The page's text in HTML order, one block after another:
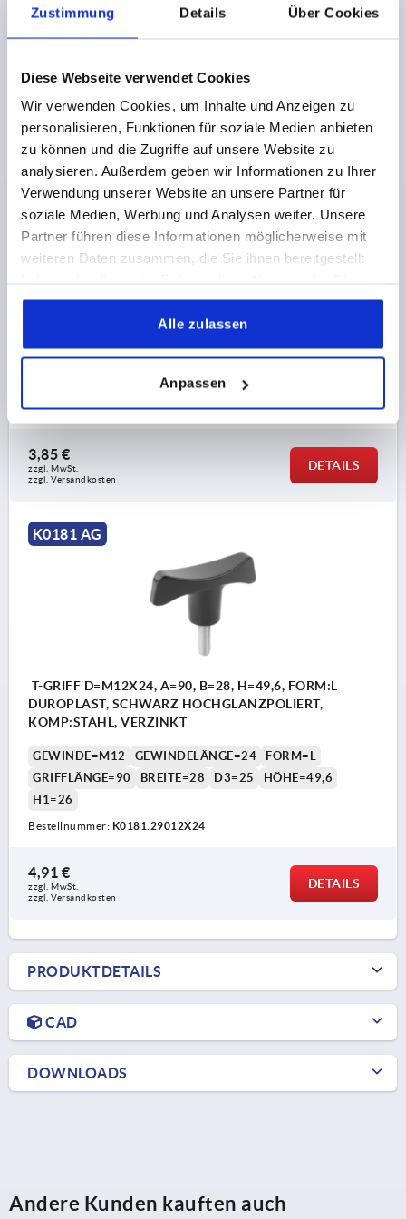
Zustimmung Details Über Cookies
Diese Webseite verwendet Cookies
Wir verwenden Cookies, um Inhalte und Anzeigen zu
personalisieren, Funktionen für soziale Medien anbieten
zu können und die Zugriffe auf unsere Website zu
analysieren. Außerdem geben wir Informationen zu Ihrer
Verwendung unserer Website an unsere Partner für
soziale Medien, Werbung und Analysen weiter. Unsere
Partner führen diese Informationen möglicherweise mit
weiteren Daten zusammen, die Sie ihnen bereitgestellt
gesammelt haben.
Alle zulassen
Anpassen
3,16 €
K0181 AG
T-GRIFF D=M10X30, A=90, B=28, H=49,6, FORM:L
KOMP:STAHL, VERZINKT
GRIFFLÄNGE=90
BREITE=28 D3=25
HÖHE=49,6
Bestellnummer:K0181.29010X30
3,85 €
zzgl. MwSt.
zzgl. Versandkosten
DETAILS
K0181 AG
T-GRIFF D=M12X24, A=90, B=28, H=49,6, FORM:L
DUROPLAST, SCHWARZ HOCHGLANZPOLIERT,
KOMP:STAHL, VERZINKT
GEWINDE=M12 GEWINDELÄNGE=24
FORM=L
GRIFFLÄNGE=90
BREITE=28 D3=25
HÖHE=49,6
H1=26
Bestellnummer: K0181.29012X24
4,91 €
zzgl. MwSt.
zzgl. Versandkosten
DETAILS
PRODUKTDETAILS
CAD
DOWNLOADS
Andere Kunden kauften auch